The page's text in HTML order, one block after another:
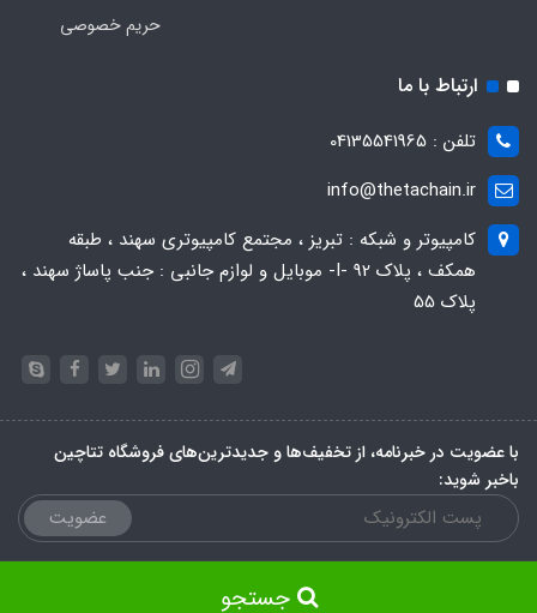
جستجو
حریم خصوصی
ارتباط با ما
تلفن : 04135541965
info@thetachain.ir
کامپیوتر و شبکه : تبریز ، مجتمع کامپیوتری سهند ، طبقه
همکف ، پلاک 92 -I- موبایل و لوازم جانبی : جنب پاساژ سهند ،
پلاک 55
با عضویت در خبرنامه، از تخفیف‌ها و جدیدترین‌های فروشگاه تتاچین
باخبر شوید:
عضویت